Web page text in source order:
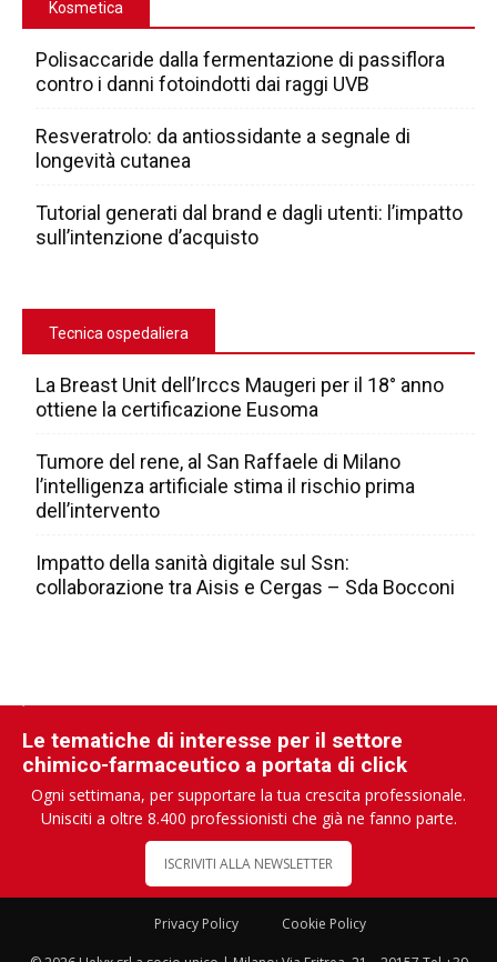
Kosmetica
Polisaccaride dalla fermentazione di passiflora
contro i danni fotoindotti dai raggi UVB
Resveratrolo: da antiossidante a segnale di
longevità cutanea
Tutorial generati dal brand e dagli utenti: l’impatto
sull’intenzione d’acquisto
Tecnica ospedaliera
La Breast Unit dell’Irccs Maugeri per il 18° anno
ottiene la certificazione Eusoma
Tumore del rene, al San Raffaele di Milano
l’intelligenza artificiale stima il rischio prima
dell’intervento
Impatto della sanità digitale sul Ssn:
collaborazione tra Aisis e Cergas – Sda Bocconi
Le tematiche di interesse per il settore
chimico-farmaceutico a portata di click
Ogni settimana, per supportare la tua crescita professionale.
Unisciti a oltre 8.400 professionisti che già ne fanno parte.
ISCRIVITI ALLA NEWSLETTER
Privacy Policy Cookie Policy